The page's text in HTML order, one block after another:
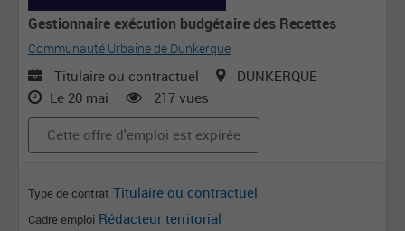
Gestionnaire exécution budgétaire des Recettes
Communauté Urbaine de Dunkerque
Titulaire ou contractuel
DUNKERQUE
Le 20 mai
217 vues
Cette offre d'emploi est expirée
Type de contrat Titulaire ou contractuel
Cadre emploi Rédacteur territorial